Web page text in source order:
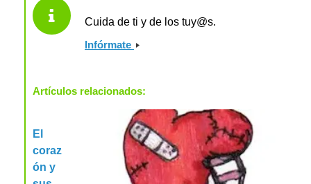
Cuida de ti y de los tuy@s.
Infórmate
Artículos relacionados:
El
coraz
ón y